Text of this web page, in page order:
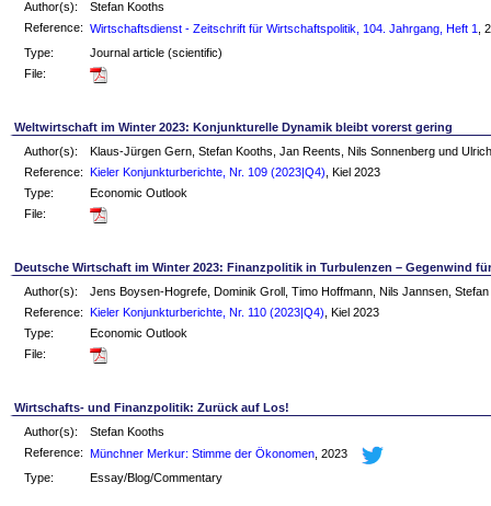
Author(s):
Stefan Kooths
Reference:
Wirtschaftsdienst - Zeitschrift für Wirtschaftspolitik, 104. Jahrgang, Heft 1
,
Type:
Journal article (scientific)
File:
Weltwirtschaft im Winter 2023: Konjunkturelle Dynamik bleibt vorerst gering
Author(s):
Klaus-Jürgen Gern, Stefan Kooths, Jan Reents, Nils Sonnenberg und
Reference:
Kieler Konjunkturberichte, Nr. 109 (2023|Q4) , Kiel 2023
Type:
Economic Outlook
File:
Deutsche Wirtschaft im Winter 2023: Finanzpolitik in Turbulenzen – Gegenwind
Author(s):
Jens Boysen-Hogrefe, Dominik Groll, Timo Hoffmann, Nils Jannsen,
Reference:
Kieler Konjunkturberichte, Nr. 110 (2023|Q4) , Kiel 2023
Type:
Economic Outlook
File:
Wirtschafts- und Finanzpolitik: Zurück auf Los!
Author(s):
Stefan Kooths
Reference:
Münchner Merkur: Stimme der Ökonomen , 2023
Type:
Essay/Blog/Commentary